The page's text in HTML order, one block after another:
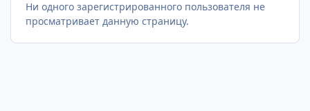
Ни одного зарегистрированного пользователя не
просматривает данную страницу.